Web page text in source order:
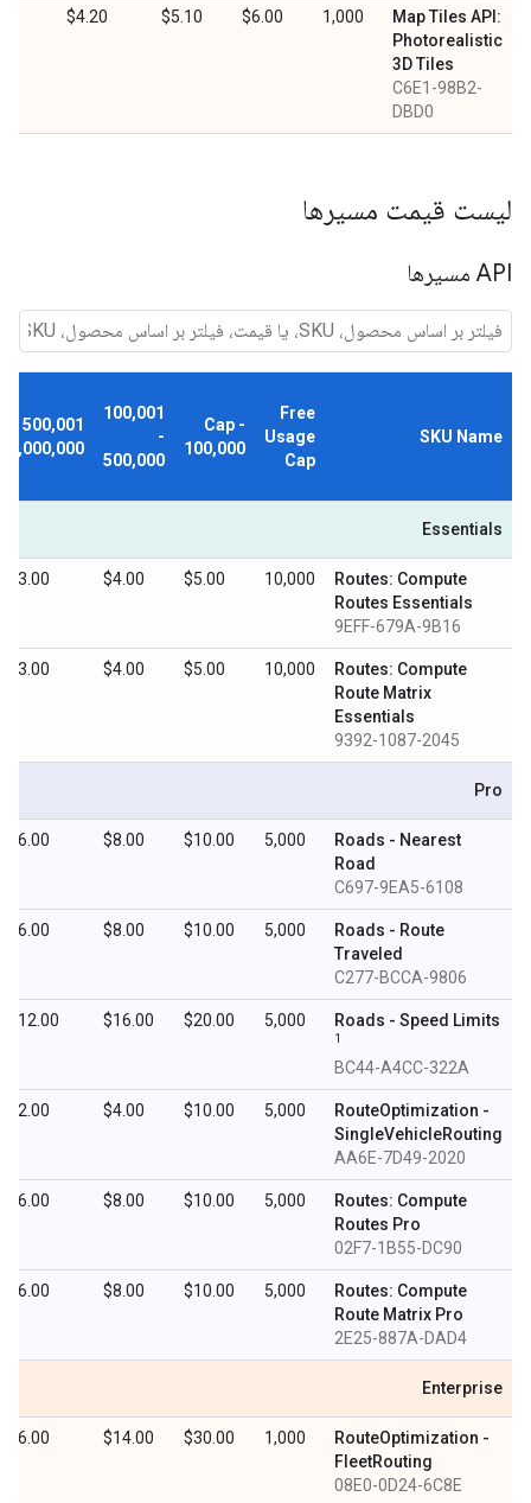
Map Tiles API:
Photorealistic
3D Tiles
C6E1-98B2-
DBD0
1,000
$6.00
$5.10
$4.20
لیست قیمت مسیرها
API مسیرها
SKU Name
Free
Usage
Cap
Cap -
100,000
100,001
-
500,000
1,000,000
Essentials
Routes: Compute
Routes Essentials
9EFF-679A-9B16
10,000
$5.00
$4.00
$3.00
Routes: Compute
Route Matrix
Essentials
9392-1087-2045
10,000
$5.00
$4.00
$3.00
Pro
Roads - Nearest
Road
6108-C697-9EA5
5,000
$10.00
$8.00
$6.00
Roads - Route
Traveled
9806-C277-BCCA
5,000
$10.00
$8.00
$6.00
Roads - Speed Limits
1
BC44-A4CC-322A
5,000
$20.00
$16.00
$12.00
RouteOptimization -
SingleVehicleRouting
2020-AA6E-7D49
5,000
$10.00
$4.00
$2.00
Routes: Compute
Routes Pro
02F7-1B55-DC90
5,000
$10.00
$8.00
$6.00
Routes: Compute
Route Matrix Pro
2E25-887A-DAD4
5,000
$10.00
$8.00
$6.00
Enterprise
RouteOptimization -
FleetRouting
08E0-0D24-6C8E
1,000
$30.00
$14.00
$6.00